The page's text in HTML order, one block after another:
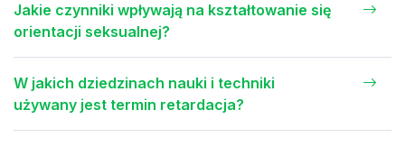
Jakie czynniki wpływają na kształtowanie się
orientacji seksualnej?
W jakich dziedzinach nauki i techniki
używany jest termin retardacja?